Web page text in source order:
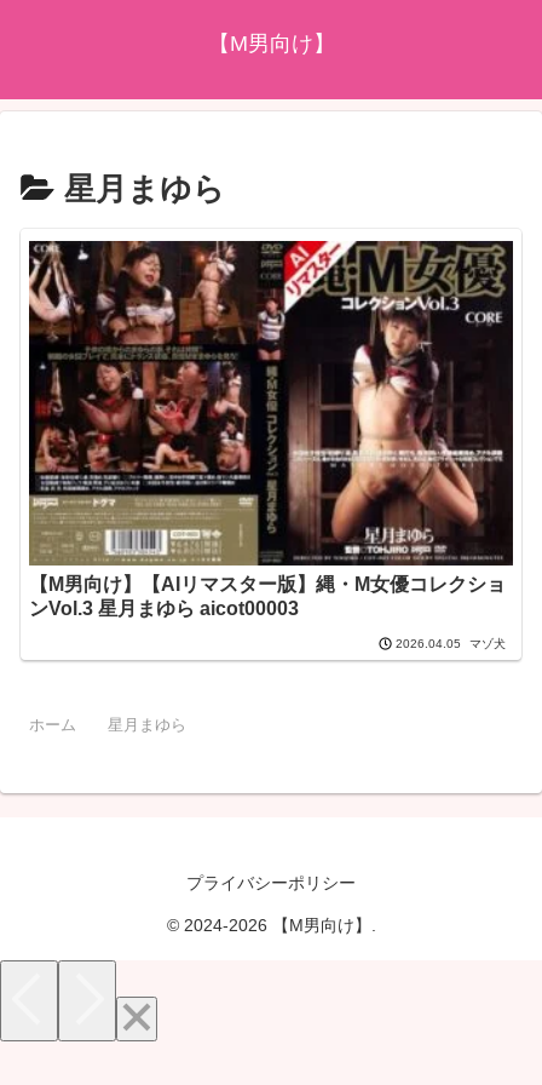
【M男向け】
星月まゆら
【M男向け】【AIリマスター版】縄・M女優コレクショ
ンVol.3 星月まゆら aicot00003
2026.04.05 マゾ犬
ホーム 星月まゆら
プライバシーポリシー
© 2024-2026 【M男向け】.